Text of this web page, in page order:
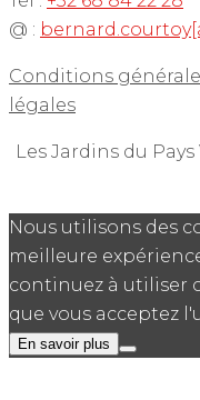
@ :
Conditions
légales
Les Jardins du
Nous utilisons des
meilleure
continuez à utiliser
que vous acceptez
En savoir plus